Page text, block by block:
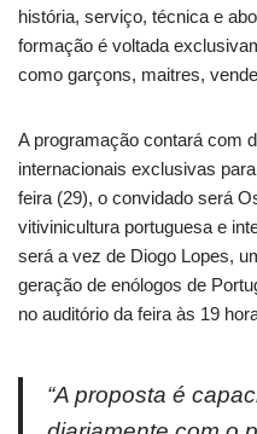
história, serviço, técnica e
formação é voltada
como garçons, maitres,
A programação contará com
internacionais exclusivas
feira (29), o convidado será
vitivinicultura portuguesa e
será a vez de Diogo Lopes,
geração de enólogos de
no auditório da feira às 19
“A proposta é